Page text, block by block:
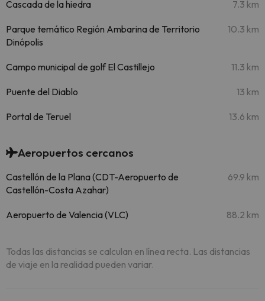
Cascada de la hiedra 7.3 km
Parque temático Región Ambarina de Territorio
Dinópolis
10.3 km
Campo municipal de golf El Castillejo 11.3 km
Puente del Diablo 13 km
Portal de Teruel 13.6 km
Aeropuertos cercanos
Castellón de la Plana (CDT-Aeropuerto de
Castellón-Costa Azahar)
69.9 km
Aeropuerto de Valencia (VLC) 88.2 km
Todas las distancias se calculan en línea recta. Las distancias
de viaje en la realidad pueden variar.